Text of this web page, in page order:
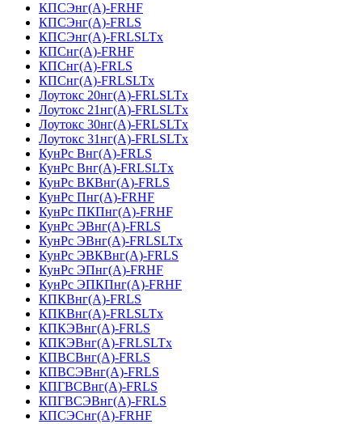
КПСЭнг(А)-FRHF
КПСЭнг(А)-FRLS
КПСЭнг(А)-FRLSLTx
КПСнг(А)-FRHF
КПСнг(А)-FRLS
КПСнг(А)-FRLSLTx
Лоутокс 20нг(А)-FRLSLTx
Лоутокс 21нг(А)-FRLSLTx
Лоутокс 30нг(А)-FRLSLTx
Лоутокс 31нг(А)-FRLSLTx
КунРс Внг(А)-FRLS
КунРс Внг(А)-FRLSLTx
КунРс ВКВнг(А)-FRLS
КунРс Пнг(А)-FRHF
КунРс ПКПнг(А)-FRHF
КунРс ЭВнг(А)-FRLS
КунРс ЭВнг(А)-FRLSLTx
КунРс ЭВКВнг(А)-FRLS
КунРс ЭПнг(А)-FRHF
КунРс ЭПКПнг(А)-FRHF
КПКВнг(А)-FRLS
КПКВнг(А)-FRLSLTx
КПКЭВнг(А)-FRLS
КПКЭВнг(А)-FRLSLTx
КПВСВнг(А)-FRLS
КПВСЭВнг(А)-FRLS
КПГВСВнг(А)-FRLS
КПГВСЭВнг(А)-FRLS
КПСЭСнг(А)-FRHF